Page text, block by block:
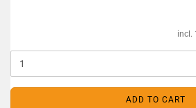
incl.
ADD TO CART